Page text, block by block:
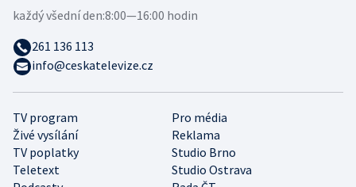
TV program
Pro média
Živé vysílání
Reklama
TV poplatky
Studio Brno
Teletext
Studio Ostrava
každý všední den:8:00—16:00 hodin
261 136 113
info@ceskatelevize.cz